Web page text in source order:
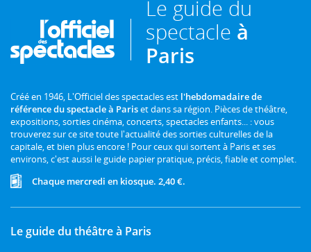
Le guide du
spectacle à
Paris
Créé en 1946, L'Officiel des spectacles est l'hebdomadaire de
référence du spectacle à Pariset dans sa région. Pièces de théâtre,
expositions, sorties cinéma, concerts, spectacles enfants... : vous
trouverez sur ce site toute l'actualité des sorties culturelles de la
capitale, et bien plus encore ! Pour ceux qui sortent à Paris et ses
environs, c'est aussi le guide papier pratique, précis, fiable et complet.
Chaque mercredi en kiosque. 2,40 €.
Le guide du théâtre à Paris